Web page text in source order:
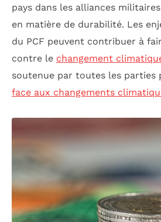
pays dans les alliances
en matière de durabilité. Les
du PCF peuvent contribuer à
contre le changement
soutenue par toutes les
face aux changements